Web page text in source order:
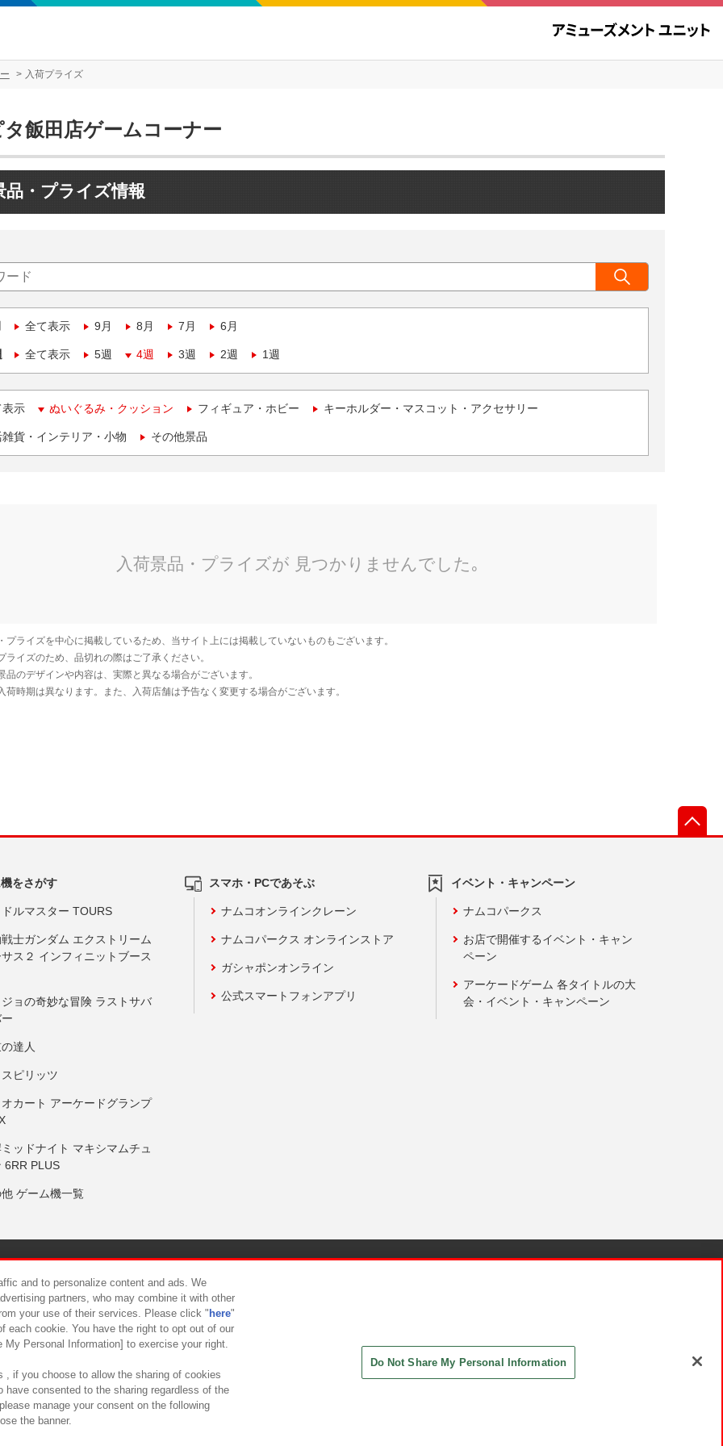
入荷プライズ
飯田店ゲームコーナー
品・プライズ情報
全て表示 9月 8月 7月 6月
全て表示 5週 4週 3週 2週 1週
表示 ぬいぐるみ・クッション フィギュア・ホビー キーホルダー・マスコット・アクセサリー
貨・インテリア・小物 その他景品
をさがす
ルマスター TOURS
士ガンダム エクストリーム
ス２ インフィニットブース
ョの奇妙な冒険 ラストサバ
達人
ピリッツ
カート アーケードグランプ
ッドナイト マキシマムチュ
6RR PLUS
ゲーム機一覧
スマホ・PCであそぶ
ナムコオンラインクレーン
ナムコパークス オンラインストア
ガシャポンオンライン
公式スマートフォンアプリ
イベント・キャンペーン
ナムコパークス
お店で開催するイベント・キャン
ペーン
アーケードゲーム 各タイトルの大
会・イベント・キャンペーン
について カスタマーハラスメント対応方針
and to personalize content and ads. We
partners, who may combine it with other
your use of their services. Please click " here"
each cookie. You have the right to opt out of our
Personal Information] to exercise your right.
, if you choose to allow the sharing of cookies
have consented to the sharing regardless of the
manage your consent on the following
the banner.
Do Not Share My Personal Information